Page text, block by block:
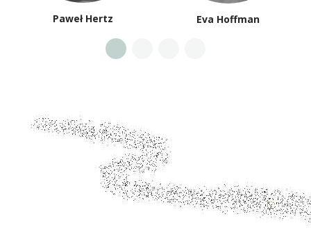
Paweł Hertz Eva Hoffman